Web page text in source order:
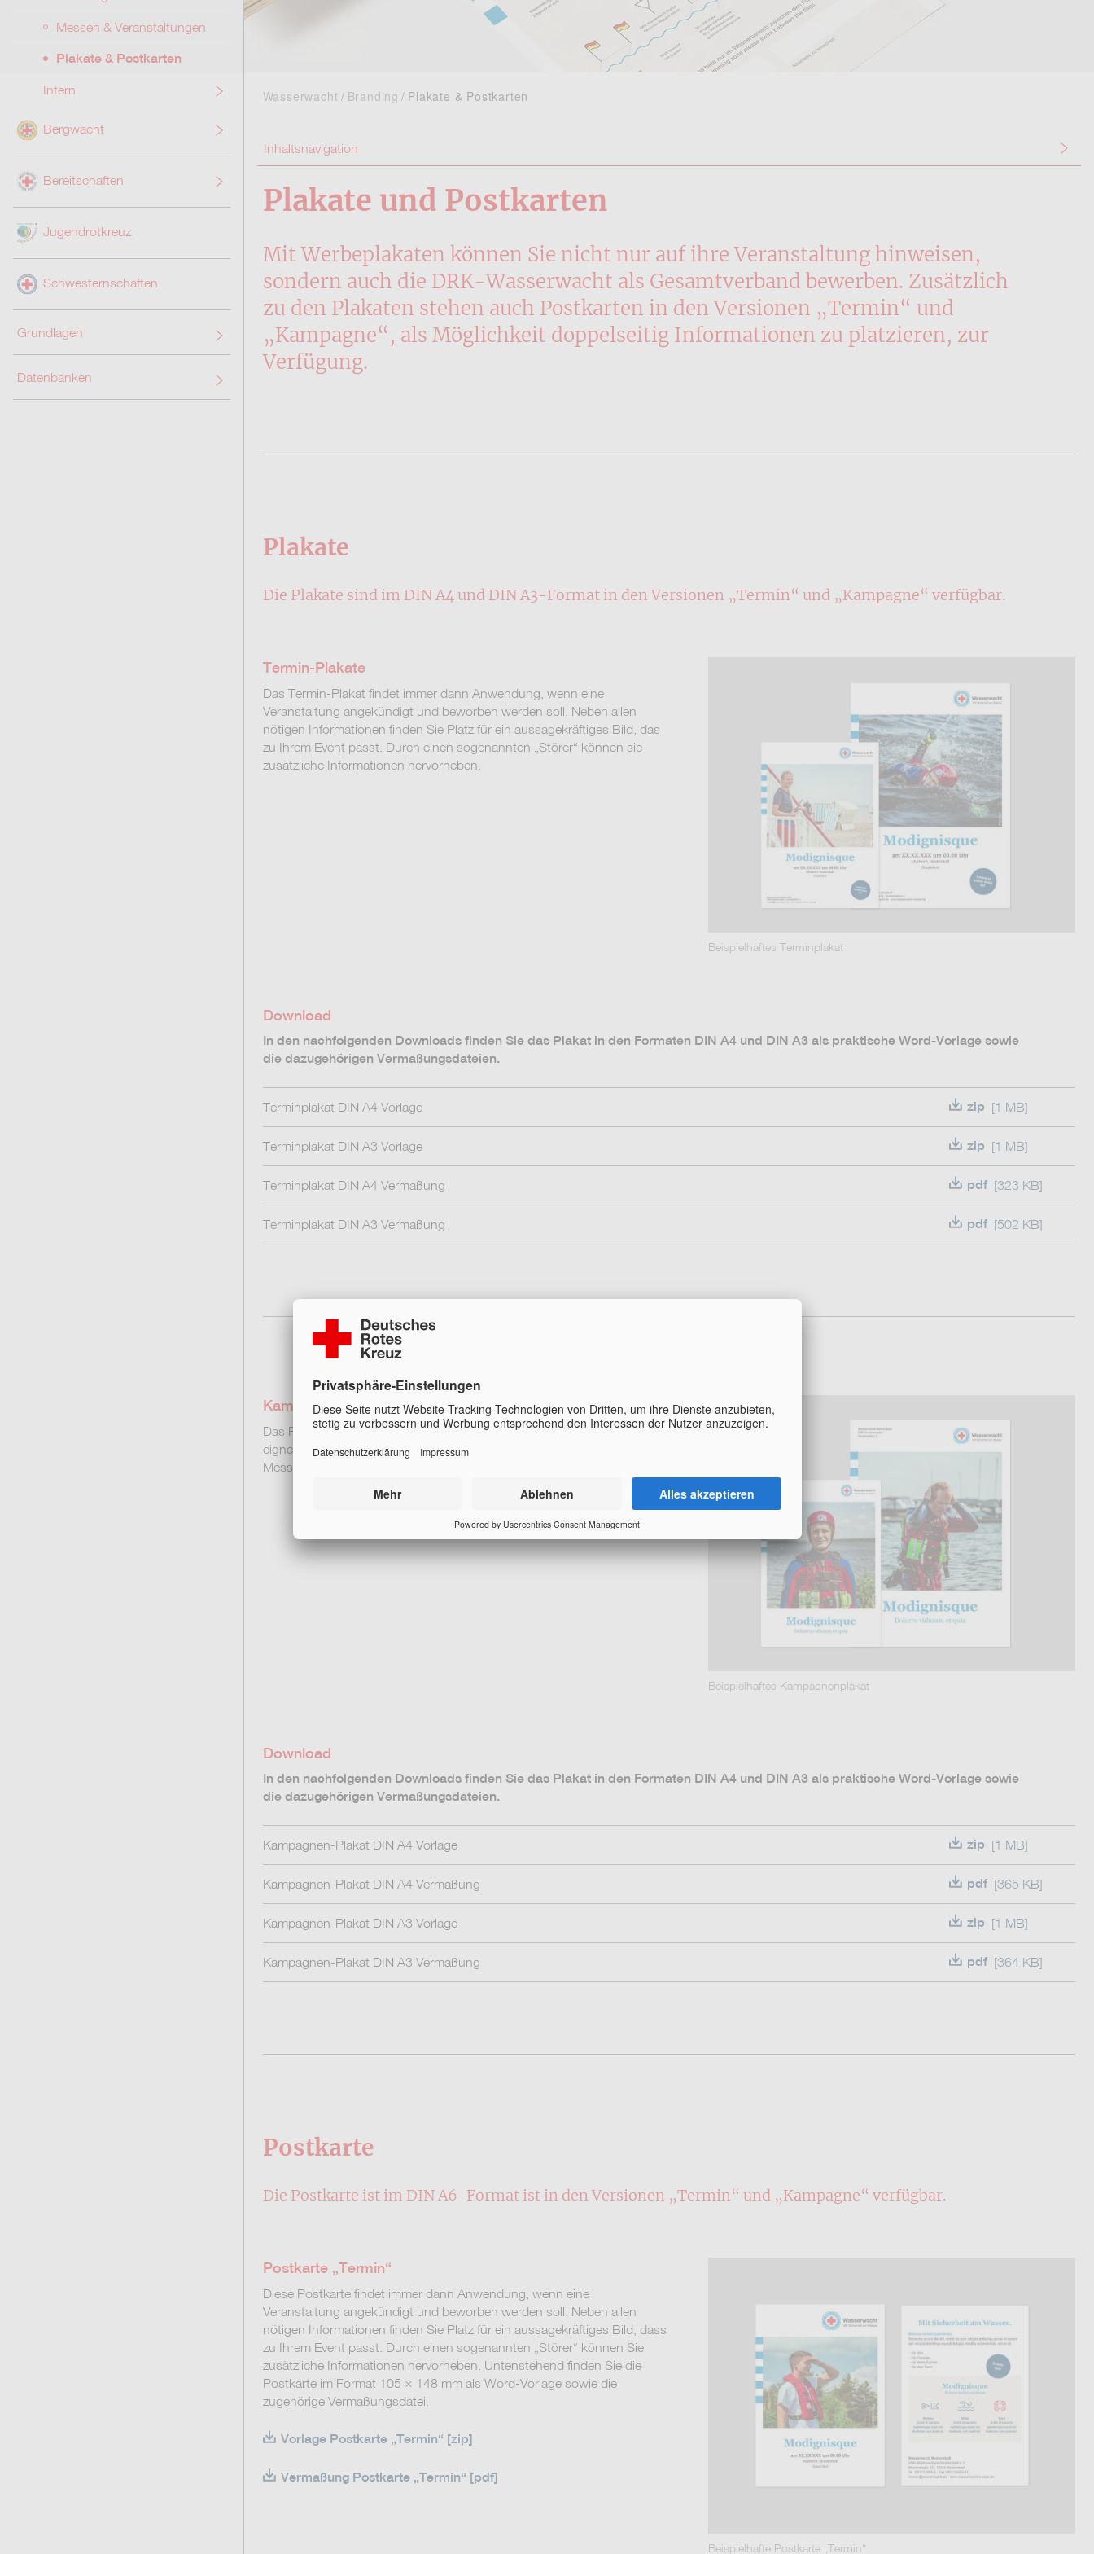
Messen & Veranstaltungen
Plakate & Postkarten
Intern
Bergwacht
Bereitschaften
Jugendrotkreuz
Schwesternschaften
Grundlagen
Datenbanken
Wasserwacht Branding Plakate & Postkarten
Inhaltsnavigation
Plakate und Postkarten
Mit Werbeplakaten können Sie nicht nur auf ihre Veranstaltung hinweisen,
sondern auch die DRK-Wasserwacht als Gesamtverband bewerben. Zusätzlich
zu den Plakaten stehen auch Postkarten in den Versionen „Termin“ und
„Kampagne“, als Möglichkeit doppelseitig Informationen zu platzieren, zur
Verfügung.
Plakate
Die Plakate sind im DIN A4 und DIN A3-Format in den Versionen „Termin“ und „Kampagne“ verfügbar.
Beispielhaftes Terminplakat
Termin-Plakate
Das Termin-Plakat findet immer dann Anwendung, wenn eine
Veranstaltung angekündigt und beworben werden soll. Neben allen
nötigen Informationen finden Sie Platz für ein aussagekräftiges Bild, das
zu Ihrem Event passt. Durch einen sogenannten „Störer“ können sie
zusätzliche Informationen hervorheben.
Download
In den nachfolgenden Downloads finden Sie das Plakat in den Formaten DIN A4 und DIN A3 als praktische Word-Vorlage sowie
die dazugehörigen Vermaßungsdateien.
Terminplakat DIN A4 Vorlage zip [1 MB]
Terminplakat DIN A3 Vorlage zip [1 MB]
Terminplakat DIN A4 Vermaßung pdf [323 KB]
Terminplakat DIN A3 Vermaßung pdf [502 KB]
Beispielhaftes Kampagnenplakat
Kampagnen-Plakate
Das Plakat „Kampagne“ wird vor allem zu Werbezwecken eingesetzt und
eignet sich damit gut für die Anwendung auf Info-Veranstaltungen oder
Messen.
Download
In den nachfolgenden Downloads finden Sie das Plakat in den Formaten DIN A4 und DIN A3 als praktische Word-Vorlage sowie
die dazugehörigen Vermaßungsdateien.
Kampagnen-Plakat DIN A4 Vorlage zip [1 MB]
Kampagnen-Plakat DIN A4 Vermaßung pdf [365 KB]
Kampagnen-Plakat DIN A3 Vorlage zip [1 MB]
Kampagnen-Plakat DIN A3 Vermaßung pdf [364 KB]
Postkarte
Die Postkarte ist im DIN A6-Format ist in den Versionen „Termin“ und „Kampagne“ verfügbar.
Beispielhafte Postkarte „Termin“
Postkarte „Termin“
Diese Postkarte findet immer dann Anwendung, wenn eine
Veranstaltung angekündigt und beworben werden soll. Neben allen
nötigen Informationen finden Sie Platz für ein aussagekräftiges Bild, dass
zu Ihrem Event passt. Durch einen sogenannten „Störer“ können Sie
zusätzliche Informationen hervorheben. Untenstehend finden Sie die
Postkarte im Format 105 × 148 mm als Word-Vorlage sowie die
zugehörige Vermaßungsdatei.
Vorlage Postkarte „Termin“ [zip]
Vermaßung Postkarte „Termin“ [pdf]